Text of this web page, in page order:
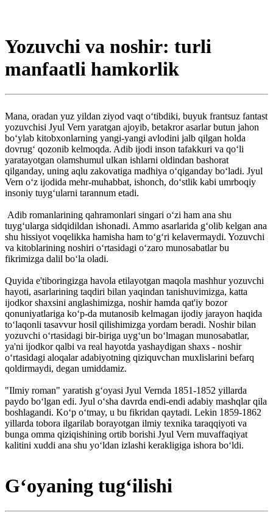
Yozuvchi va noshir: turli
manfaatli hamkorlik
Mana, oradan yuz yildan ziyod vaqt o‘tibdiki, buyuk frantsuz fantast
yozuvchisi Jyul Vern yaratgan ajoyib, betakror asarlar butun jahon
bo‘ylab kitobxonlarning yangi-yangi avlodini jalb qilgan holda
dovrug‘ qozonib kelmoqda. Adib ijodi inson tafakkuri va qo‘li
yaratayotgan olamshumul ulkan ishlarni oldindan bashorat
qilganday, uning aqlu zakovatiga madhiya o‘qiganday bo‘ladi. Jyul
Vern o‘z ijodida mehr-muhabbat, ishonch, do‘stlik kabi umrboqiy
insoniy tuyg‘ularni tarannum etadi.
Adib romanlarining qahramonlari singari o‘zi ham ana shu
tuyg‘ularga sidqidildan ishonadi. Ammo asarlarida g‘olib kelgan ana
shu hissiyot voqelikka hamisha ham to‘g‘ri kelavermaydi. Yozuvchi
va kitoblarining noshiri o‘rtasidagi o‘zaro munosabatlar bu
fikrimizga dalil bo‘la oladi.
Quyida e'tiboringizga havola etilayotgan maqola mashhur yozuvchi
hayoti, asarlarining taqdiri bilan yaqindan tanishuvimizga, katta
ijodkor shaxsini ang­lashimizga, noshir hamda qat'iy bozor
qonuniyatlariga ko‘p-da mutanosib kelmagan ijodiy jarayon haqida
to‘laqonli tasavvur hosil qilishimizga yordam beradi. Noshir bilan
yozuvchi o‘rtasidagi bir-biriga uyg‘un bo‘lmagan munosabatlar,
ya'ni ijodkor qalbi va real hayotda yashaydigan shaxs - noshir
o‘rtasidagi aloqalar adabiyotning qiziquvchan muxlislarini befarq
qoldirmaydi, degan umiddamiz.
"Ilmiy roman" yaratish g‘oyasi Jyul Vernda 1851-1852 yillarda
paydo bo‘lgan edi. Jyul o‘sha davrda endi-endi adabiy mashqlar qila
boshlagandi. Ko‘p o‘tmay, u bu fikridan qaytadi. Lekin 1859-1862
yillarda tobora ilgarilab borayotgan ilmiy texnika taraqqiyoti va
bunga omma qiziqishining ortib borishi Jyul Vern muvaffaqiyat
kalitini xuddi ana shu yo‘ldan izlashi kerakligiga ishora bo‘ldi.
G‘oyaning tug‘ilishi